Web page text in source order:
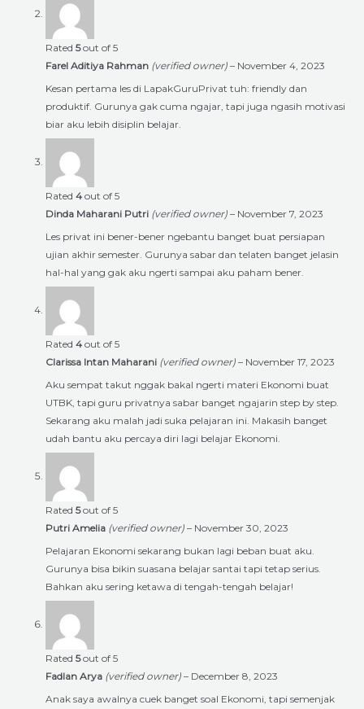
Rated 5out of 5
Farel Aditiya Rahman (verified owner) – November 4, 2023
Kesan pertama les di LapakGuruPrivat tuh: friendly dan
produktif. Gurunya gak cuma ngajar, tapi juga ngasih motivasi
biar aku lebih disiplin belajar.
Rated 4 out of 5
Dinda Maharani Putri (verified owner) – November 7, 2023
Les privat ini bener-bener ngebantu banget buat persiapan
ujian akhir semester. Gurunya sabar dan telaten banget jelasin
hal-hal yang gak aku ngerti sampai aku paham bener.
Rated 4 out of 5
Clarissa Intan Maharani (verified owner) – November 17, 2023
Aku sempat takut nggak bakal ngerti materi Ekonomi buat
UTBK, tapi guru privatnya sabar banget ngajarin step by step.
Sekarang aku malah jadi suka pelajaran ini. Makasih banget
udah bantu aku percaya diri lagi belajar Ekonomi.
Rated 5out of 5
Putri Amelia (verified owner) – November 30, 2023
Pelajaran Ekonomi sekarang bukan lagi beban buat aku.
Gurunya bisa bikin suasana belajar santai tapi tetap serius.
Bahkan aku sering ketawa di tengah-tengah belajar!
Rated 5out of 5
Fadlan Arya (verified owner) – December 8, 2023
Anak saya awalnya cuek banget soal Ekonomi, tapi semenjak